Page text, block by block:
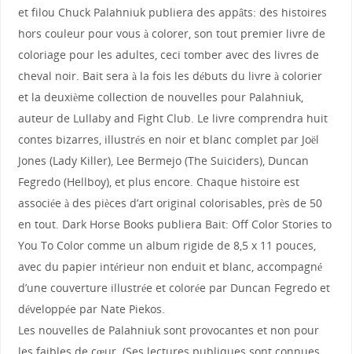
et filou Chuck Palahniuk publiera des appâts: des histoires
hors couleur pour vous à colorer, son tout premier livre de
coloriage pour les adultes, ceci tomber avec des livres de
cheval noir. Bait sera à la fois les débuts du livre à colorier
et la deuxième collection de nouvelles pour Palahniuk,
auteur de Lullaby and Fight Club. Le livre comprendra huit
contes bizarres, illustrés en noir et blanc complet par Joël
Jones (Lady Killer), Lee Bermejo (The Suiciders), Duncan
Fegredo (Hellboy), et plus encore. Chaque histoire est
associée à des pièces d’art original colorisables, près de 50
en tout. Dark Horse Books publiera Bait: Off Color Stories to
You To Color comme un album rigide de 8,5 x 11 pouces,
avec du papier intérieur non enduit et blanc, accompagné
d’une couverture illustrée et colorée par Duncan Fegredo et
développée par Nate Piekos.
Les nouvelles de Palahniuk sont provocantes et non pour